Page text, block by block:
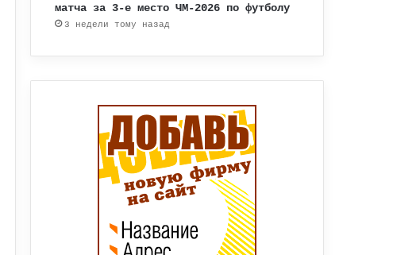
матча за 3-е место ЧМ-2026 по футболу
3 недели тому назад